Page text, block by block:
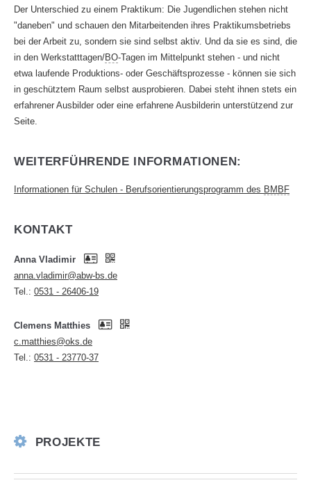
Der Unterschied zu einem Praktikum: Die Jugendlichen stehen nicht
"daneben" und schauen den Mitarbeitenden ihres Praktikumsbetriebs
bei der Arbeit zu, sondern sie sind selbst aktiv. Und da sie es sind, die
in den Werkstatttagen/BO-Tagen im Mittelpunkt stehen - und nicht
etwa laufende Produktions- oder Geschäftsprozesse - können sie sich
in geschütztem Raum selbst ausprobieren. Dabei steht ihnen stets ein
erfahrener Ausbilder oder eine erfahrene Ausbilderin unterstützend zur
Seite.
WEITERFÜHRENDE INFORMATIONEN:
Informationen für Schulen - Berufsorientierungsprogramm des BMBF
KONTAKT
Anna Vladimir
anna.vladimir@abw-bs.de
Tel.: 0531 - 26406-19
Clemens Matthies
c.matthies@oks.de
Tel.: 0531 - 23770-37
PROJEKTE